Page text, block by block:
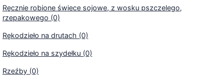
Ręcznie robione świece sojowe, z wosku pszczelego,
rzepakowego (0)
Rękodzieło na drutach (0)
Rękodzieło na szydełku (0)
Rzeźby (0)